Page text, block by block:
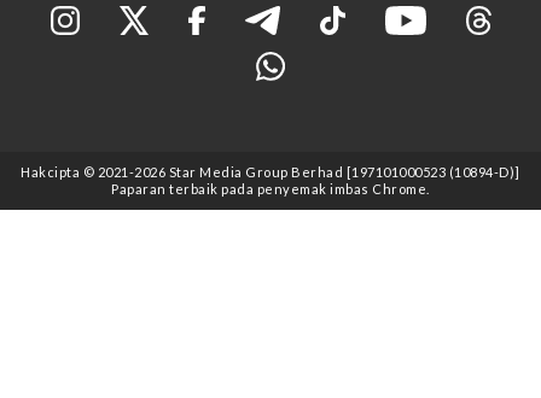
Hakcipta © 2021 -2026 Star Media Group Berhad [197101000523 (10894-D)]
Paparan terbaik pada penyemak imbas Chrome.